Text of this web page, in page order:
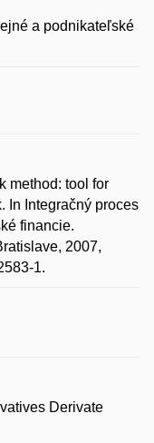
a podnikateľské
method: tool for
In Integračný proces
financie.
2007,
1.
Derivate